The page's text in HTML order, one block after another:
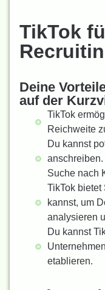
TikTok
Deine
auf der
TikTok
Reichweite
Du kannst
Suche nach
TikTok bietet
kannst, um
analysieren
Du kannst
etablieren.